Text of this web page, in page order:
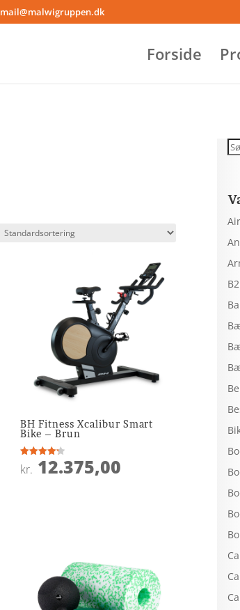
mail@malwigruppen.dk
Forside
BH Fitness Xcalibur Smart
Bike – Brun
Vurderet
4.3
kr. 12.375,00